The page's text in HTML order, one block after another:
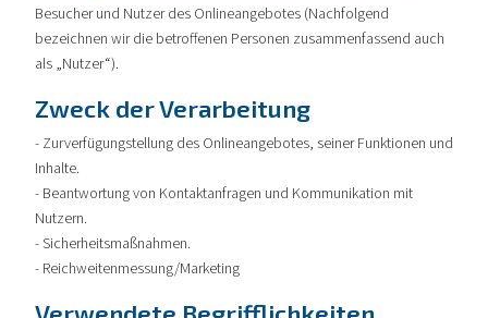
Besucher und Nutzer des Onlineangebotes (Nachfolgend
bezeichnen wir die betroffenen Personen zusammenfassend auch
als „Nutzer“).
Zweck der Verarbeitung
- Zurverfügungstellung des Onlineangebotes, seiner Funktionen und
Inhalte.
- Beantwortung von Kontaktanfragen und Kommunikation mit
Nutzern.
- Sicherheitsmaßnahmen.
- Reichweitenmessung/Marketing